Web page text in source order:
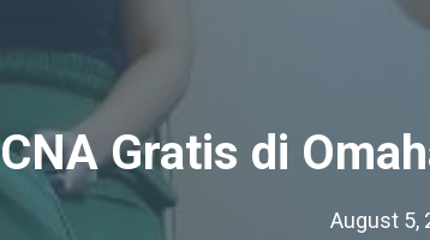
Gratis di
August 5,